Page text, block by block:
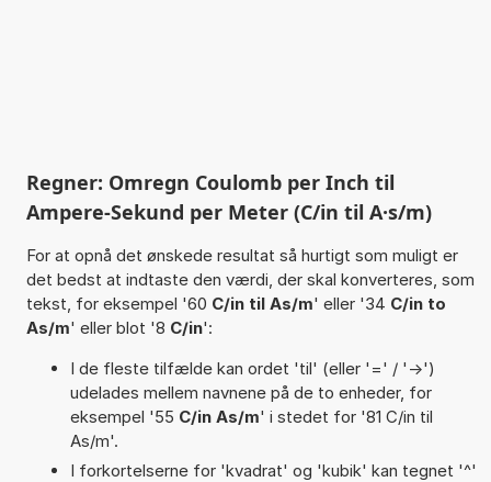
Regner: Omregn Coulomb per Inch til
Ampere-Sekund per Meter (C/in til A·s/m)
For at opnå det ønskede resultat så hurtigt som muligt er
det bedst at indtaste den værdi, der skal konverteres, som
tekst, for eksempel '60 C/in til As/m' eller '34 C/in to
As/m' eller blot '8 C/in':
I de fleste tilfælde kan ordet 'til' (eller '=' / '->')
udelades mellem navnene på de to enheder, for
eksempel '55 C/in As/m' i stedet for '81 C/in til
As/m'.
I forkortelserne for 'kvadrat' og 'kubik' kan tegnet '^'